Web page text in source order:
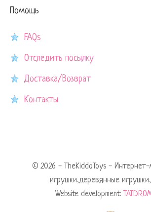
Помощь
FAQs
Отследить посылку
Доставка/Возврат
Контакты
© 2026 - TheKiddoToys - Интернет-
игрушки,деревянные
Website development: